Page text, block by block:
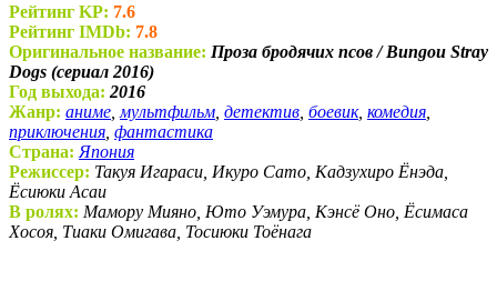
Рейтинг KP: 7.6
Рейтинг IMDb: 7.8
Оригинальное название: Проза бродячих псов / Bungou Stray
Dogs (сериал 2016)
Год выхода: 2016
Жанр: аниме мультфильм детектив боевик, комедия
приключения фантастика
Страна: Япония
Режиссер: Такуя Игараси, Икуро Сато, Кадзухиро Ёнэда,
Ёсиюки Асаи
В ролях: Мамору Мияно, Юто Уэмура, Кэнсё Оно, Ёсимаса
Хосоя, Тиаки Омигава, Тосиюки Тоёнага